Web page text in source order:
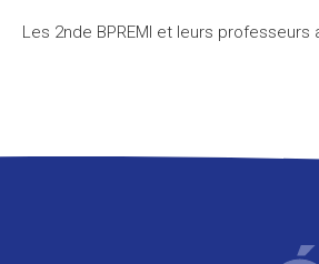
Les 2nde BPREMI et leurs